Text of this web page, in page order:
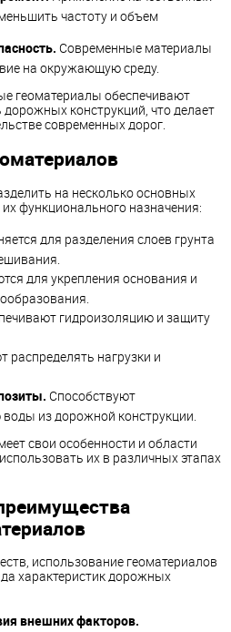
частоту и объем
Современные материалы
на окружающую среду.
геоматериалы обеспечивают
конструкций, что делает
современных дорог.
на несколько основных
функционального назначения:
для разделения слоев грунта
для укрепления основания и
гидроизоляцию и защиту
распределять нагрузки и
Способствуют
из дорожной конструкции.
свои особенности и области
их в различных этапах
использование геоматериалов
характеристик дорожных
внешних факторов.